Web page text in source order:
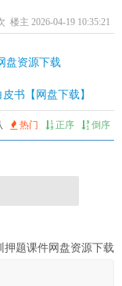
楼主 2026-04-19 10:35:21
盘资源下载
书【网盘下载】
热门 正序 倒序
押题课件网盘资源下载